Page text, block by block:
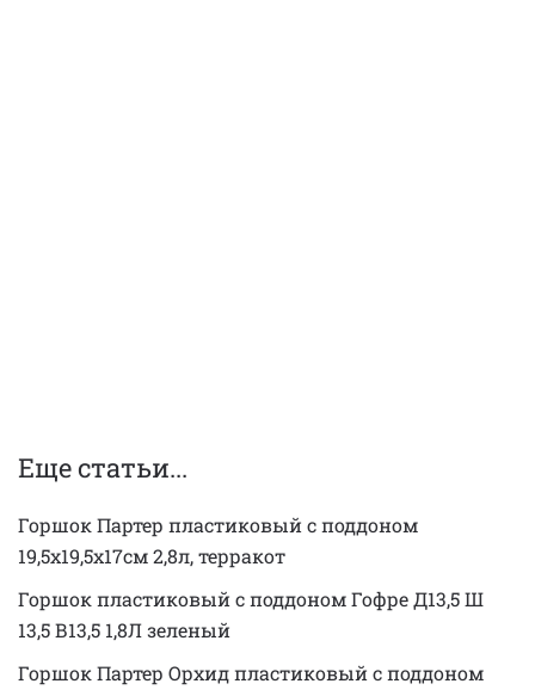
Еще статьи...
Горшок Партер пластиковый с поддоном
19,5х19,5х17см 2,8л, терракот
Горшок пластиковый с поддоном Гофре Д13,5 Ш
13,5 В13,5 1,8Л зеленый
Горшок Партер Орхид пластиковый с поддоном